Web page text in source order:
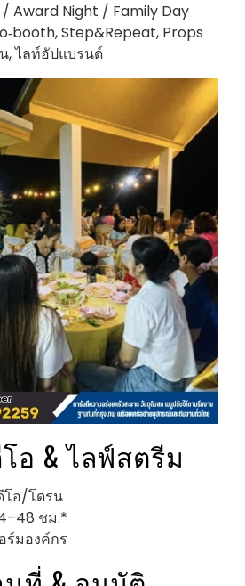
Award Night / Family Day
Step&Repeat, Props
น, ไลท์อัปแบรนด์
อ & ไลฟ์สตรีม
อ/โดรน
ชม.*
ร์มองค์กร